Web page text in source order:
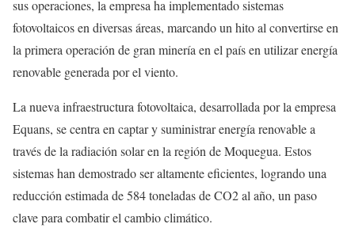
sus operaciones, la empresa ha implementado sistemas
fotovoltaicos en diversas áreas, marcando un hito al convertirse en
la primera operación de gran minería en el país en utilizar energía
renovable generada por el viento.
La nueva infraestructura fotovoltaica, desarrollada por la empresa
Equans, se centra en captar y suministrar energía renovable a
través de la radiación solar en la región de Moquegua. Estos
sistemas han demostrado ser altamente eficientes, logrando una
reducción estimada de 584 toneladas de CO2 al año, un paso
clave para combatir el cambio climático.